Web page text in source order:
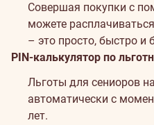
Совершая покупки с
можете
– это просто, быстро и
PIN-калькулятор по
Льготы для сениоров
автоматически с
лет.